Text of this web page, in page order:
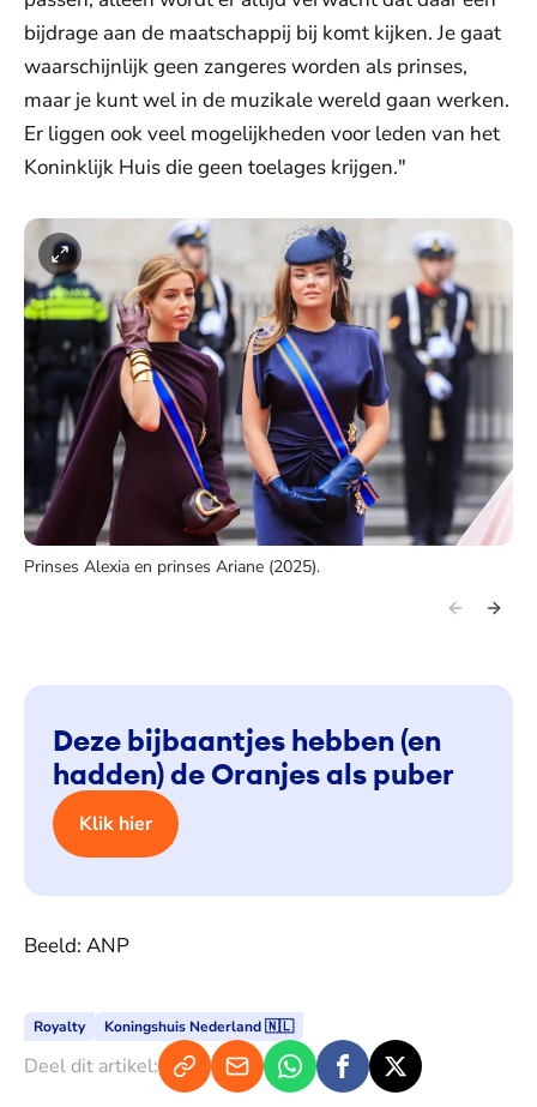
bijdrage aan de maatschappij bij komt kijken. Je gaat
waarschijnlijk geen zangeres worden als prinses,
maar je kunt wel in de muzikale wereld gaan werken.
Er liggen ook veel mogelijkheden voor leden van het
Koninklijk Huis die geen toelages krijgen."
Prinses Alexia en prinses Ariane (2025).
Deze bijbaantjes hebben (en
hadden) de Oranjes als puber
Klik hier
Beeld: ANP
Royalty Koningshuis Nederland 🇳🇱
Deel dit artikel: